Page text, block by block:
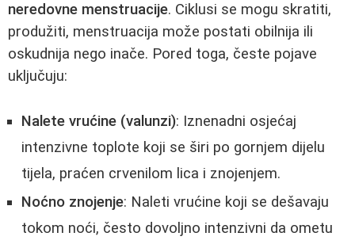
neredovne menstruacije. Ciklusi se mogu skratiti,
produžiti, menstruacija može postati obilnija ili
oskudnija nego inače. Pored toga, česte pojave
uključuju:
Nalete vrućine (valunzi): Iznenadni osjećaj
intenzivne toplote koji se širi po gornjem dijelu
tijela, praćen crvenilom lica i znojenjem.
Noćno znojenje: Naleti vrućine koji se dešavaju
tokom noći, često dovoljno intenzivni da ometu